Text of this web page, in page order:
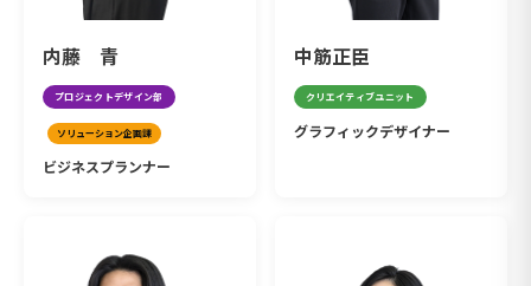
内藤 青
プロジェクトデザイン部
ソリューション企画課
ビジネスプランナー
中筋正臣
クリエイティブユニット
グラフィックデザイナー